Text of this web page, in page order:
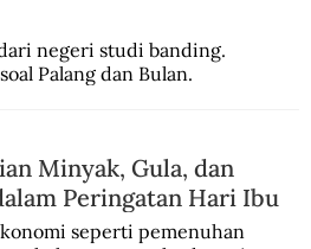
negeri studi banding.
Palang dan Bulan.
Minyak, Gula, dan
Peringatan Hari Ibu
seperti pemenuhan